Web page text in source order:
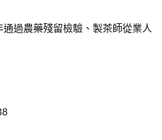
通過農藥殘留檢驗、製茶師從業人